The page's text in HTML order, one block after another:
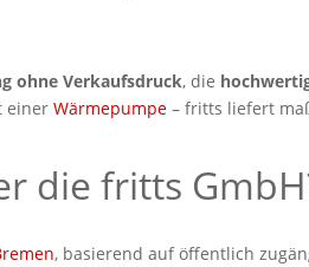
ohne Verkaufsdruck, die
einerWärmepumpe – fritts liefert
die fritts
, basierend auf öffentlich